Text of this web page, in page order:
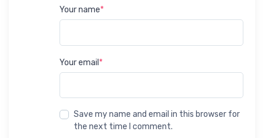
Your name*
Your email *
Save my name and email in this browser for
the next time I comment.